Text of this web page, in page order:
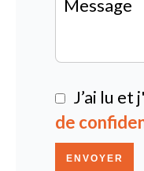
J’ai lu et
de
ENVOYER